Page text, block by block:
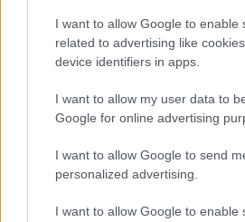
I want to allow Google to enable
related to advertising like
device identifiers in apps.
I want to allow my user data to
Google for online advertising
I want to allow Google to send
personalized advertising.
I want to allow Google to enable
LIFESTYLE